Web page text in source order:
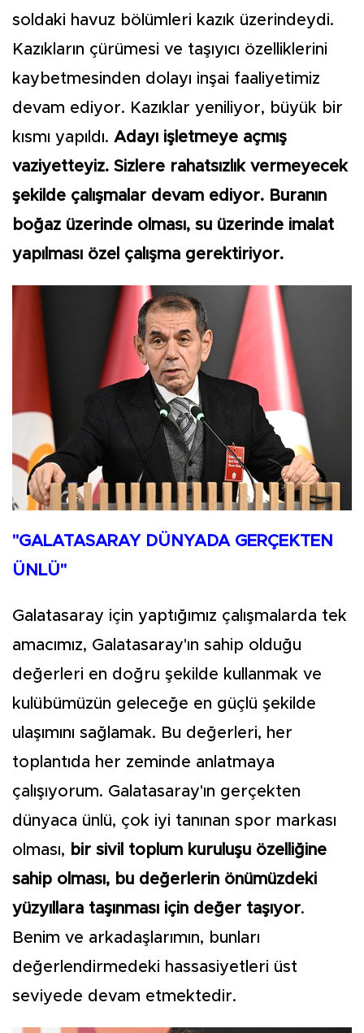
soldaki havuz bölümleri kazık üzerindeydi.
Kazıkların çürümesi ve taşıyıcı özelliklerini
kaybetmesinden dolayı inşai faaliyetimiz
devam ediyor. Kazıklar yeniliyor, büyük bir
kısmı yapıldı. Adayı işletmeye açmış
vaziyetteyiz. Sizlere rahatsızlık vermeyecek
şekilde çalışmalar devam ediyor. Buranın
boğaz üzerinde olması, su üzerinde imalat
yapılması özel çalışma gerektiriyor.
"GALATASARAY DÜNYADA GERÇEKTEN
ÜNLÜ"
Galatasaray için yaptığımız çalışmalarda tek
amacımız, Galatasaray'ın sahip olduğu
değerleri en doğru şekilde kullanmak ve
kulübümüzün geleceğe en güçlü şekilde
ulaşımını sağlamak. Bu değerleri, her
toplantıda her zeminde anlatmaya
çalışıyorum. Galatasaray'ın gerçekten
dünyaca ünlü, çok iyi tanınan spor markası
olması, bir sivil toplum kuruluşu özelliğine
sahip olması, bu değerlerin önümüzdeki
yüzyıllara taşınması için değer taşıyor.
Benim ve arkadaşlarımın, bunları
değerlendirmedeki hassasiyetleri üst
seviyede devam etmektedir.